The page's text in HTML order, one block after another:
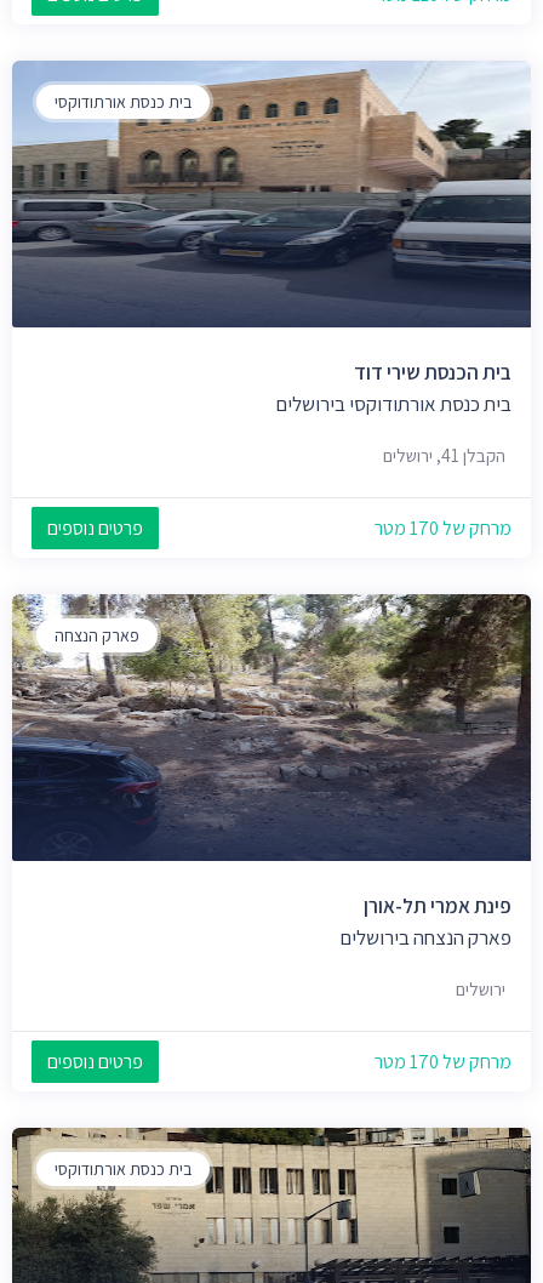
בית כנסת אורתודוקסי
בית הכנסת שירי דוד
בית כנסת אורתודוקסי בירושלים
הקבלן 41, ירושלים
מרחק של 170 מטר פרטים נוספים
פארק הנצחה
פינת אמרי תל-אורן
פארק הנצחה בירושלים
ירושלים
מרחק של 170 מטר פרטים נוספים
בית כנסת אורתודוקסי